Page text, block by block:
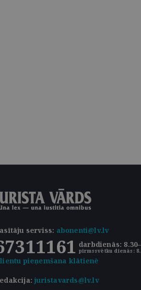
serviss: abonenti@lv.lv
darbdienās:
pirmssvētku dienās:
pieņemšana klātienē
juristavards@lv.lv